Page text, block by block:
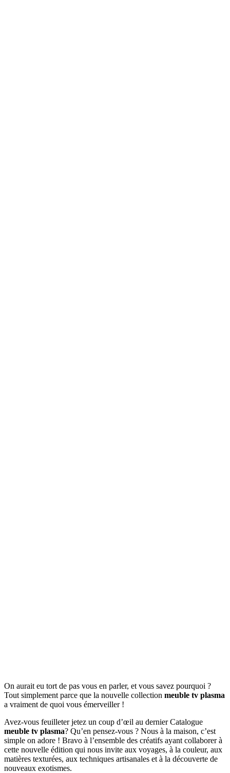
On aurait eu tort de pas vous en parler, et vous savez pourquoi ?
Tout simplement parce que la nouvelle collection meuble tv plasma
a vraiment de quoi vous émerveiller !
Avez-vous feuilleter jetez un coup d’œil au dernier Catalogue
meuble tv plasma? Qu’en pensez-vous ? Nous à la maison, c’est
simple on adore ! Bravo à l’ensemble des créatifs ayant collaborer à
cette nouvelle édition qui nous invite aux voyages, à la couleur, aux
matières texturées, aux techniques artisanales et à la découverte de
nouveaux exotismes.